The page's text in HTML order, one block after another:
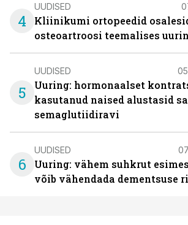
4
UUDISED
Kliinikumi ortopeedid
osteoartroosi teemalises
5
UUDISED
Uuring: hormonaalset
kasutanud naised alustasid
semaglutiidiravi
6
UUDISED
Uuring: vähem suhkrut
võib vähendada dementsuse